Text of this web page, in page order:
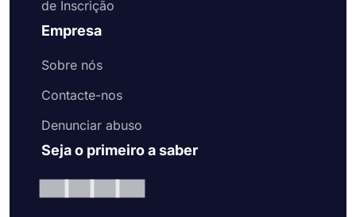
de Inscrição
Empresa
Sobre nós
Contacte-nos
Denunciar abuso
Seja o primeiro a saber